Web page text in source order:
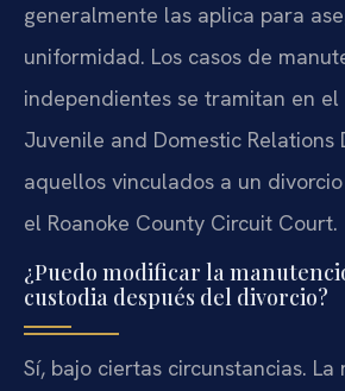
generalmente las aplica para
uniformidad. Los casos de
independientes se tramitan en el
Juvenile and Domestic Relations
aquellos vinculados a un
el Roanoke County Circuit Court.
¿Puedo modificar la
custodia después del divorcio?
Sí, bajo ciertas circunstancias.